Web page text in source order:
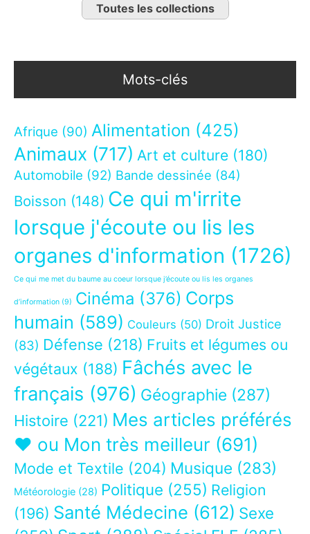
Toutes les collections
Mots-clés
Afrique (90) Alimentation (425)
Animaux (717) Art et culture (180)
Automobile (92) Bande dessinée (84)
Boisson (148) Ce qui m'irrite
lorsque j'écoute ou lis les
organes d'information (1726)
Ce qui me met du baume au coeur lorsque j’écoute ou lis les organes
d’information (9) Cinéma (376) Corps
humain (589) Couleurs (50) Droit Justice
(83) Défense (218) Fruits et légumes ou
végétaux (188) Fâchés avec le
français (976) Géographie (287)
Histoire (221) Mes articles préférés
❤ ou Mon très meilleur (691)
Mode et Textile (204) Musique (283)
Météorologie (28) Politique (255) Religion
(196) Santé Médecine (612) Sexe